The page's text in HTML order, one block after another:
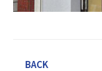
BACK